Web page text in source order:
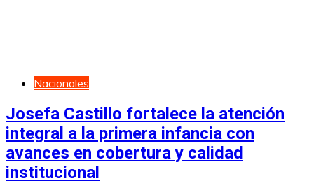
Nacionales
Josefa Castillo fortalece la atención
integral a la primera infancia con
avances en cobertura y calidad
institucional